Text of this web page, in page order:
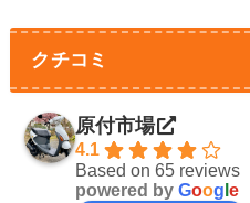
クチコミ
原付市場
4.1
Based on 65 reviews
powered by Goog e